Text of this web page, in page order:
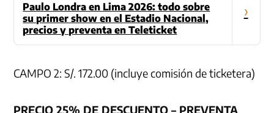
Paulo Londra en Lima 2026: todo sobre
su primer show en el Estadio Nacional,
precios y preventa en Teleticket
›
CAMPO 2: S/. 172.00 (incluye comisión de ticketera)
PRECIO 25% DE DESCUENTO – PREVENTA